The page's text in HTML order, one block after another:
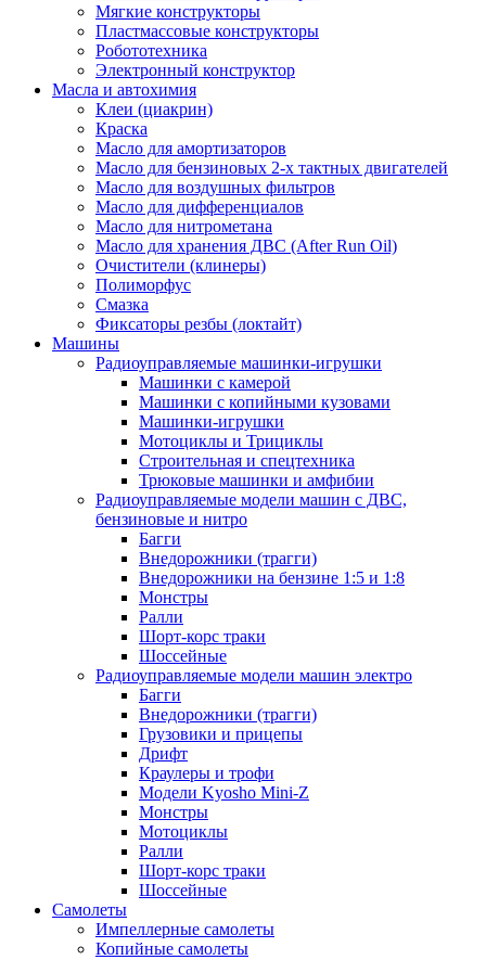
Мягкие конструкторы
Пластмассовые конструкторы
Робототехника
Электронный конструктор
Масла и автохимия
Клеи (циакрин)
Краска
Масло для амортизаторов
Масло для бензиновых 2-х тактных двигателей
Масло для воздушных фильтров
Масло для дифференциалов
Масло для нитрометана
Масло для хранения ДВС (After Run Oil)
Очистители (клинеры)
Полиморфус
Смазка
Фиксаторы резбы (локтайт)
Машины
Радиоуправляемые машинки-игрушки
Машинки с камерой
Машинки с копийными кузовами
Машинки-игрушки
Мотоциклы и Трициклы
Строительная и спецтехника
Трюковые машинки и амфибии
Радиоуправляемые модели машин с ДВС,
бензиновые и нитро
Багги
Внедорожники (трагги)
Внедорожники на бензине 1:5 и 1:8
Монстры
Ралли
Шорт-корс траки
Шоссейные
Радиоуправляемые модели машин электро
Багги
Внедорожники (трагги)
Грузовики и прицепы
Дрифт
Краулеры и трофи
Модели Kyosho Mini-Z
Монстры
Мотоциклы
Ралли
Шорт-корс траки
Шоссейные
Самолеты
Импеллерные самолеты
Копийные самолеты